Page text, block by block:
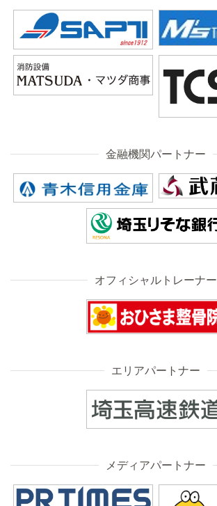
金融機関パートナー
オフィシャルトレーナー
エリアパートナー
メディアパートナー